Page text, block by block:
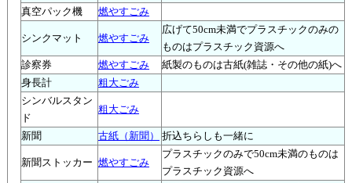
真空パック機
燃やすごみ
シンクマット 燃やすごみ
広げて50cm未満でプラスチックのみの
ものはプラスチック資源へ
診察券
燃やすごみ
紙製のものは古紙(雑誌・その他の紙)へ
身長計
粗大ごみ
シンバルスタン
ド
粗大ごみ
新聞 古紙（新聞） 折込ちらしも一緒に
新聞ストッカー 燃やすごみ
プラスチックのみで50cm未満のものは
プラスチック資源へ